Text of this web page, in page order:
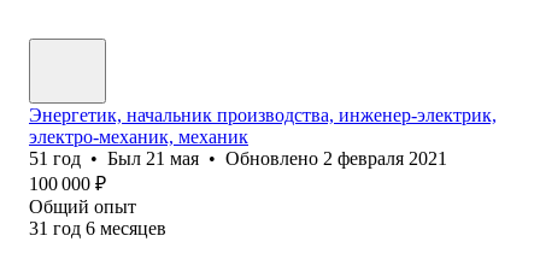
Энергетик, начальник производства, инженер-электрик,
электро-механик, механик
51 год • Был 21 мая • Обновлено 2 февраля 2021
100 000 ₽
Общий опыт
31 год 6 месяцев